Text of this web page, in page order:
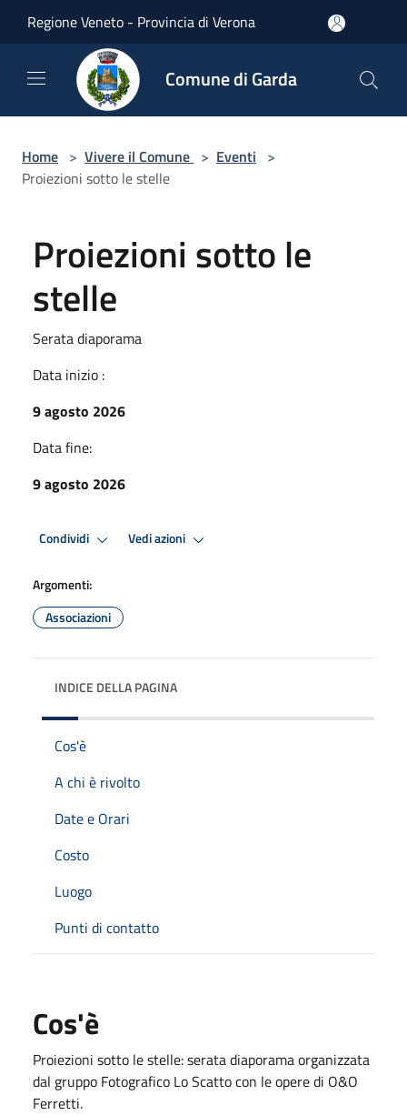
Regione Veneto - Provincia di Verona
Comune di Garda
Home > Vivere il Comune > Eventi >
Proiezioni sotto le stelle
Proiezioni sotto le
stelle
Serata diaporama
Data inizio :
9 agosto 2026
Data fine:
9 agosto 2026
Condividi Vedi azioni
Argomenti:
Associazioni
INDICE DELLA PAGINA
Cos'è
A chi è rivolto
Date e Orari
Costo
Luogo
Punti di contatto
Cos'è
Proiezioni sotto le stelle: serata diaporama organizzata
dal gruppo Fotografico Lo Scatto con le opere di O&O
Ferretti.